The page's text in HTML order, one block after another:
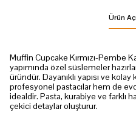
Ürün
Muffin Cupcake Kırmızı-Pembe
yapımında özel süslemeler
üründür. Dayanıklı yapısı ve
profesyonel pastacılar hem de
idealdir. Pasta, kurabiye ve farklı
çekici detaylar oluşturur.